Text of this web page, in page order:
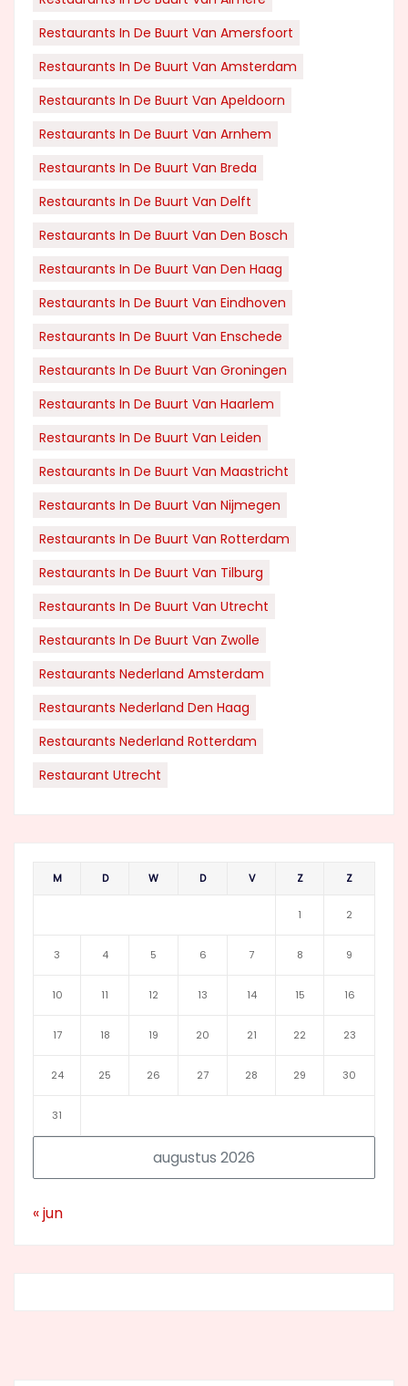
Restaurants In De Buurt Van Amersfoort
Restaurants In De Buurt Van Amsterdam
Restaurants In De Buurt Van Apeldoorn
Restaurants In De Buurt Van Arnhem
Restaurants In De Buurt Van Breda
Restaurants In De Buurt Van Delft
Restaurants In De Buurt Van Den Bosch
Restaurants In De Buurt Van Den Haag
Restaurants In De Buurt Van Eindhoven
Restaurants In De Buurt Van Enschede
Restaurants In De Buurt Van Groningen
Restaurants In De Buurt Van Haarlem
Restaurants In De Buurt Van Leiden
Restaurants In De Buurt Van Maastricht
Restaurants In De Buurt Van Nijmegen
Restaurants In De Buurt Van Rotterdam
Restaurants In De Buurt Van Tilburg
Restaurants In De Buurt Van Utrecht
Restaurants In De Buurt Van Zwolle
Restaurants Nederland Amsterdam
Restaurants Nederland Den Haag
Restaurants Nederland Rotterdam
Restaurant Utrecht
augustus 2026
M D W D V Z Z
1 2
3 4 5 6 7 8 9
10 11 12 13 14 15 16
17 18 19 20 21 22 23
24 25 26 27 28 29 30
31
« jun